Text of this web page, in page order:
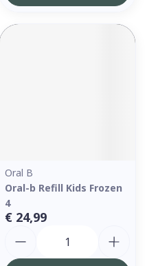
Oral B
Oral-b Refill Kids Frozen
4
€ 24,99